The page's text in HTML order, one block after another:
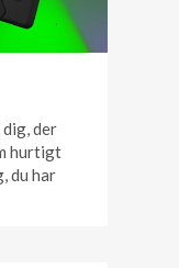
dig, der
hurtigt
du har